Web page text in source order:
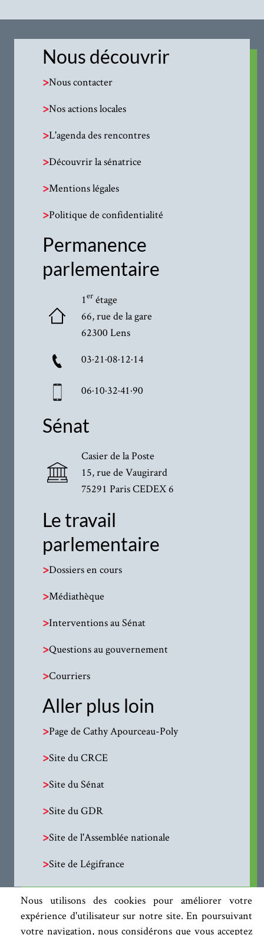
Nous utilisons des cookies pour améliorer votre
expérience d'utilisateur sur notre site. En poursuivant
votre navigation, nous considérons que vous acceptez
Nous découvrir
>Nous contacter
>Nos actions locales
>L'agenda des rencontres
>Découvrir la sénatrice
>Mentions légales
>Politique de confidentialité
Permanence
parlementaire
1erétage
66, rue de la gare
62300 Lens
03·21·08·12·14
06·10·32·41·90
Sénat
Casier de la Poste
15, rue de Vaugirard
75291 Paris CEDEX 6
Le travail
parlementaire
>Dossiers en cours
>Médiathèque
>Interventions au Sénat
>Questions au gouvernement
>Courriers
Aller plus loin
>Page de Cathy Apourceau-Poly
>Site du CRCE
>Site du Sénat
>Site du GDR
>Site de l'Assemblée nationale
>Site de Légifrance